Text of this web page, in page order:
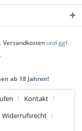
Versandkosten und ggf.
ab 18 Jahren!
Kontakt
Widerrufsrecht